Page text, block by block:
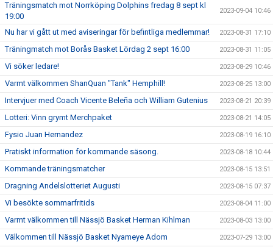
Träningsmatch mot Norrköping Dolphins fredag 8 sept kl
19:00
2023-09-04 10:46
Nu har vi gått ut med aviseringar för befintliga medlemmar! 2023-08-31 17:10
Träningmatch mot Borås Basket Lördag 2 sept 16:00 2023-08-31 11:05
Vi söker ledare! 2023-08-29 10:46
Varmt välkommen ShanQuan "Tank" Hemphill! 2023-08-25 13:00
Intervjuer med Coach Vicente Beleña och William Gutenius 2023-08-21 20:39
Lotteri: Vinn grymt Merchpaket 2023-08-21 14:05
Fysio Juan Hernandez 2023-08-19 16:10
Pratiskt information för kommande säsong. 2023-08-18 10:44
Kommande träningsmatcher 2023-08-15 13:51
Dragning Andelslotteriet Augusti 2023-08-15 07:37
Vi besökte sommarfritids 2023-08-04 11:00
Varmt välkommen till Nässjö Basket Herman Kihlman 2023-08-03 13:00
Välkommen till Nässjö Basket Nyameye Adom 2023-07-29 13:00